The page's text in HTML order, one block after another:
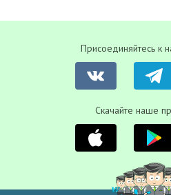
Присоединяйтесь к
Скачайте наше